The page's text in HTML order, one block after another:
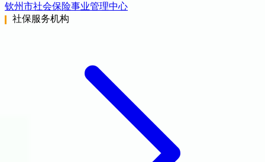
钦州市社会保险事业管理中心
社保服务机构